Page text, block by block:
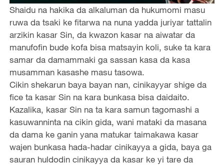
Shaidu na hakika da alkaluman da hukumomi masu
ruwa da tsaki ke fitarwa na nuna yadda juriyar tattalin
arzikin kasar Sin, da kwazon kasar na aiwatar da
manufofin bude kofa bisa matsayin koli, suke ta kara
samar da damammaki ga sassan kasa da kasa
musamman kasashe masu tasowa.
Cikin shekarun baya bayan nan, cinikayyar shige da
fice ta kasar Sin na kara bunkasa bisa daidaito.
Kazalika, kasar Sin na ta kara samun tagomashi a
kasuwanninta na cikin gida, wani mataki da masana
da dama ke ganin yana matukar taimakawa kasar
wajen bunkasa hada-hadar cinikayya a gida, baya ga
sauran huldodin cinikayya da kasar ke yi tare da